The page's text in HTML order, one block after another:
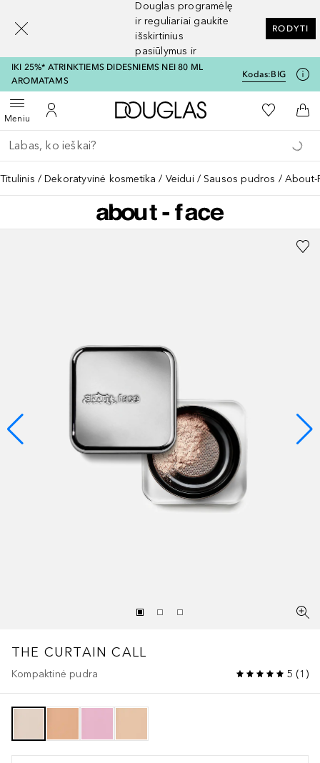
Douglas programėlę
ir reguliariai gaukite
išskirtinius
pasiūlymus ir
nuolaidas
RODYTI
IKI 25%* ATRINKTIEMS DIDESNIEMS NEI 80 ML
AROMATAMS
Kodas:BIG
MeniuAtidaryti meniuĮ mano paskyrą
Į Douglas pagrindinį
Į mano
Į
Grįžk atgal
Vykdykite paiešką
Titulinis Dekoratyvinė kosmetika Veidui Sausos pudros About-
THE CURTAIN CALL
Kompaktinė pudra 5 (1 )
[navigation.slideout.screenreader]